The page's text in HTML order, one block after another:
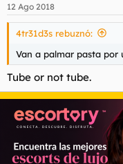
12 Ago 2018
4tr31d3s rebuznó:
Van a palmar pasta por
Tube or not tube.